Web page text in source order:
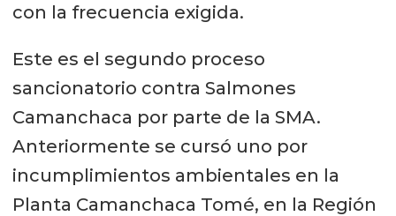
con la frecuencia exigida.
Este es el segundo proceso
sancionatorio contra Salmones
Camanchaca por parte de la SMA.
Anteriormente se cursó uno por
incumplimientos ambientales en la
Planta Camanchaca Tomé, en la Región